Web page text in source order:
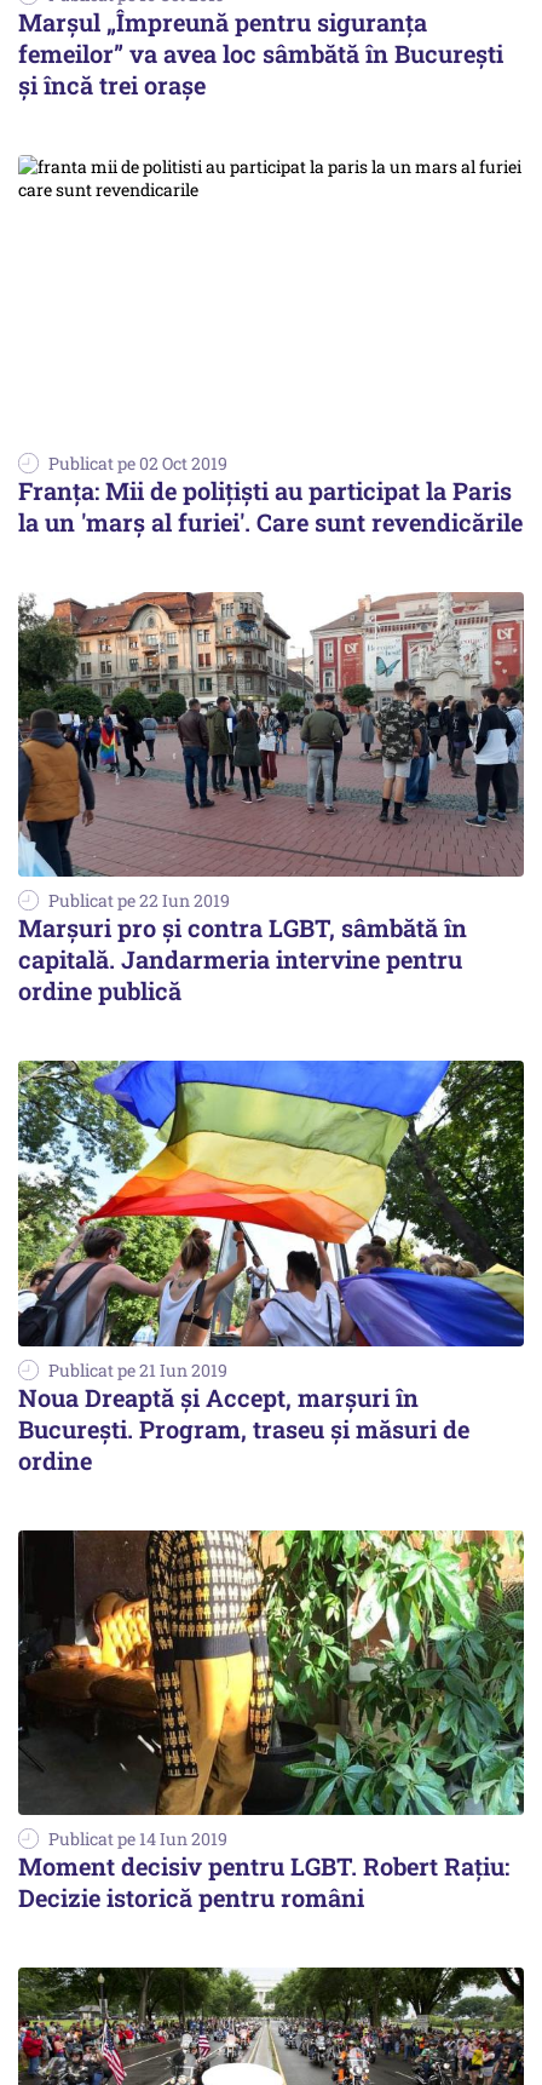
Marșul „Împreună pentru siguranța
femeilor” va avea loc sâmbătă în București
și încă trei orașe
Publicat pe 02 Oct 2019
Franţa: Mii de poliţişti au participat la Paris
la un 'marş al furiei'. Care sunt revendicările
Publicat pe 22 Iun 2019
Marşuri pro şi contra LGBT, sâmbătă în
capitală. Jandarmeria intervine pentru
ordine publică
Publicat pe 21 Iun 2019
Noua Dreaptă şi Accept, marşuri în
Bucureşti. Program, traseu şi măsuri de
ordine
Publicat pe 14 Iun 2019
Moment decisiv pentru LGBT. Robert Raţiu:
Decizie istorică pentru români